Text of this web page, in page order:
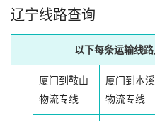
辽宁线路查询
以下每条运输线
厦门到鞍山
物流专线
厦门到本溪
物流专线